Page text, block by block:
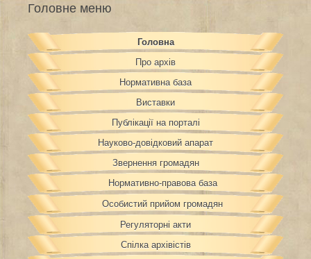
Головне меню
Головна
Про архів
Нормативна база
Виставки
Публікації на порталі
Науково-довідковий апарат
Звернення громадян
Нормативно-правова база
Особистий прийом громадян
Регуляторні акти
Спілка архівістів